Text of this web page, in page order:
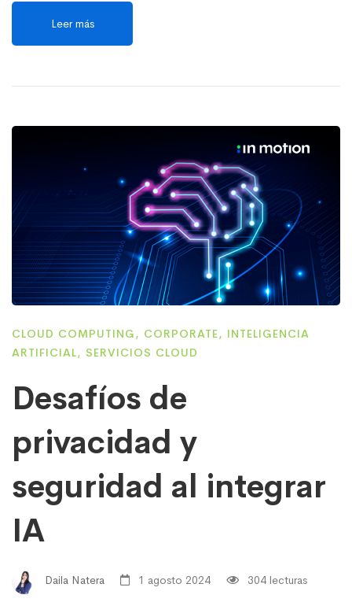
Leer más
CLOUD COMPUTING, CORPORATE, INTELIGENCIA
ARTIFICIAL, SERVICIOS CLOUD
Desafíos de
privacidad y
seguridad al integrar
IA
Daila Natera 1 agosto 2024 304 lecturas